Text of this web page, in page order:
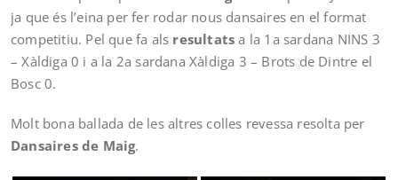
ja que és l’eina per fer rodar nous dansaires en el format
competitiu. Pel que fa als resultats a la 1a sardana NINS 3
– Xàldiga 0 i a la 2a sardana Xàldiga 3 – Brots de Dintre el
Bosc 0.
Molt bona ballada de les altres colles revessa resolta per
Dansaires de Maig.